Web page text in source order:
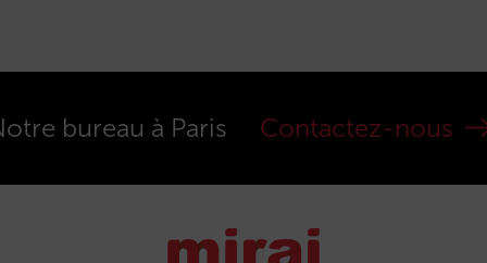
bureau à Paris Contactez-nous